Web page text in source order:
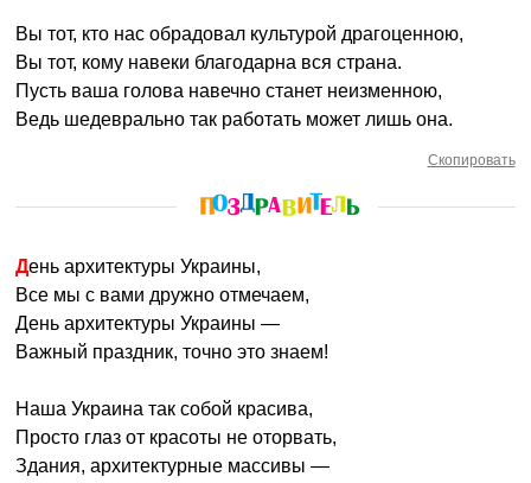
Вы тот, кто нас обрадовал культурой драгоценною,
Вы тот, кому навеки благодарна вся страна.
Пусть ваша голова навечно станет неизменною,
Ведь шедеврально так работать может лишь она.
Скопировать
День архитектуры Украины,
Все мы с вами дружно отмечаем,
День архитектуры Украины —
Важный праздник, точно это знаем!
Наша Украина так собой красива,
Просто глаз от красоты не оторвать,
Здания, архитектурные массивы —